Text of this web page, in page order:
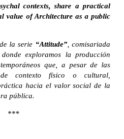
contexts, share a practical
value of Architecture as a public
la serie “Attitude”, comisariada
exploramos la producción
que, a pesar de las
de contexto físico o cultural,
hacia el valor social de la
pública.
***